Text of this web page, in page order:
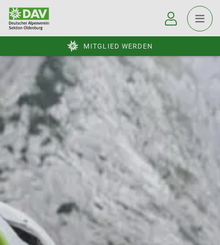
MITGLIED WERDEN